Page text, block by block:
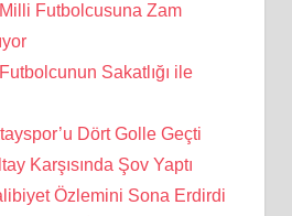
Futbolcusuna Zam
Sakatlığı ile
Dört Golle Geçti
Karşısında Şov Yaptı
Özlemini Sona Erdirdi